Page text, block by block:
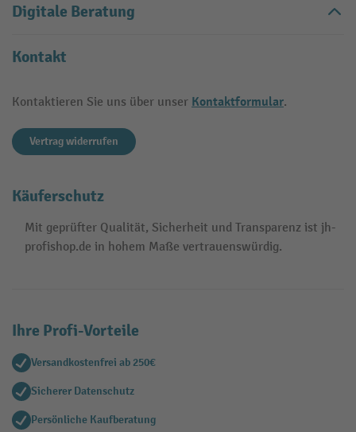
Digitale Beratung
Kontakt
Kontaktieren Sie uns über unser Kontaktformular.
Vertrag widerrufen
Käuferschutz
Mit geprüfter Qualität, Sicherheit und Transparenz ist jh-
profishop.de in hohem Maße vertrauenswürdig.
Ihre Profi-Vorteile
Versandkostenfrei ab 250€
Sicherer Datenschutz
Persönliche Kaufberatung